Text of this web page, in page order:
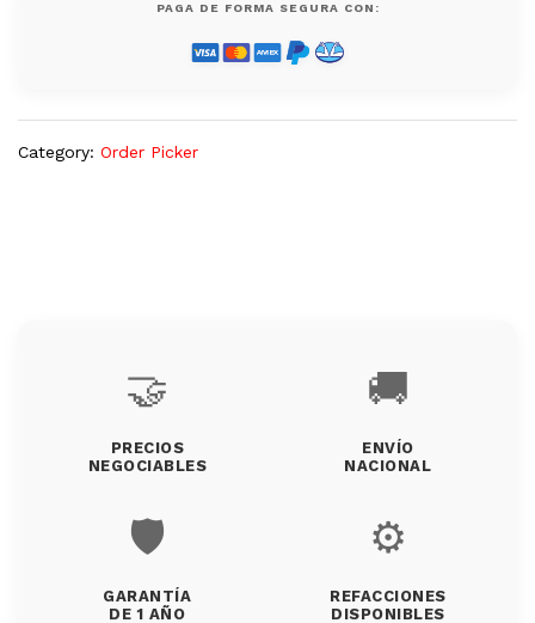
PAGA DE FORMA SEGURA CON:
Category: Order Picker
🤝
PRECIOS
NEGOCIABLES
🚚
ENVÍO
NACIONAL
🛡️
GARANTÍA
DE 1 AÑO
⚙️
REFACCIONES
DISPONIBLES